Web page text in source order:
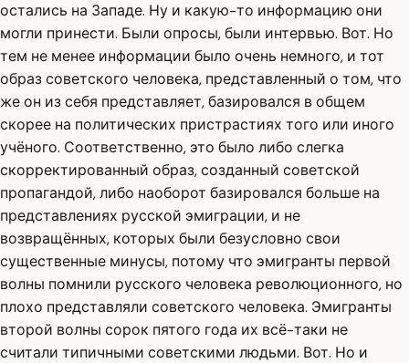
остались на Западе. Ну и какую-то информацию они
могли принести. Были опросы, были интервью. Вот. Но
тем не менее информации было очень немного, и тот
образ советского человека, представленный о том, что
же он из себя представляет, базировался в общем
скорее на политических пристрастиях того или иного
учёного. Соответственно, это было либо слегка
скорректированный образ, созданный советской
пропагандой, либо наоборот базировался больше на
представлениях русской эмиграции, и не
возвращённых, которых были безусловно свои
существенные минусы, потому что эмигранты первой
волны помнили русского человека революционного, но
плохо представляли советского человека. Эмигранты
второй волны сорок пятого года их всё-таки не
считали типичными советскими людьми. Вот. Но и